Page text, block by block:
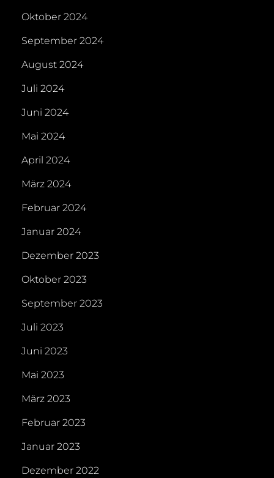
Oktober 2024
September 2024
August 2024
Juli 2024
Juni 2024
Mai 2024
April 2024
März 2024
Februar 2024
Januar 2024
Dezember 2023
Oktober 2023
September 2023
Juli 2023
Juni 2023
Mai 2023
März 2023
Februar 2023
Januar 2023
Dezember 2022